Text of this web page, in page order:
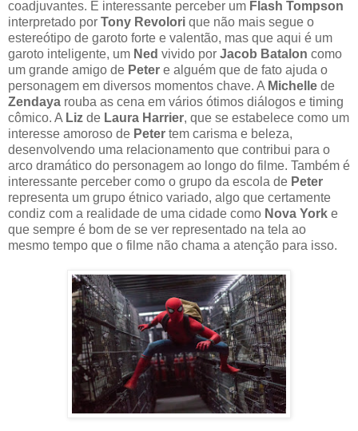
coadjuvantes. É interessante perceber um Flash Tompson
interpretado por Tony Revolori que não mais segue o
estereótipo de garoto forte e valentão, mas que aqui é um
garoto inteligente, um Ned vivido por Jacob Batalon como
um grande amigo de Peter e alguém que de fato ajuda o
personagem em diversos momentos chave. A Michelle de
Zendaya rouba as cena em vários ótimos diálogos e timing
cômico. A Liz de Laura Harrier, que se estabelece como um
interesse amoroso de Peter tem carisma e beleza,
desenvolvendo uma relacionamento que contribui para o
arco dramático do personagem ao longo do filme. Também é
interessante perceber como o grupo da escola de Peter
representa um grupo étnico variado, algo que certamente
condiz com a realidade de uma cidade como Nova York e
que sempre é bom de se ver representado na tela ao
mesmo tempo que o filme não chama a atenção para isso.